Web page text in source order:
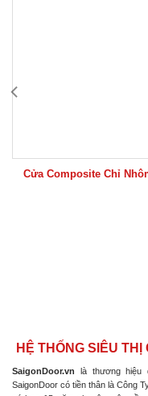
Cửa Composite Chỉ
HỆ THỐNG SIÊU
SaigonDoor.vn là thương hiệu
SaigonDoor có tiền thân là Công